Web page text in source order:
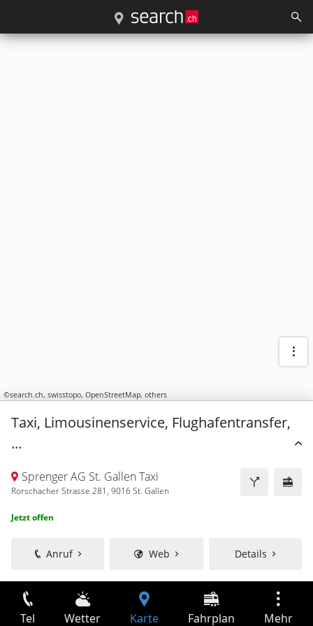
©search.ch, swisstopo, OpenStreetMap, others
Taxi, Limousinenservice, Flughafentransfer,
...
Sprenger AG St. Gallen Taxi
Rorschacher Strasse 281, 9016 St. Gallen
Jetzt offen
Anruf Web Details
Tel Wetter Karte Fahrplan Mehr